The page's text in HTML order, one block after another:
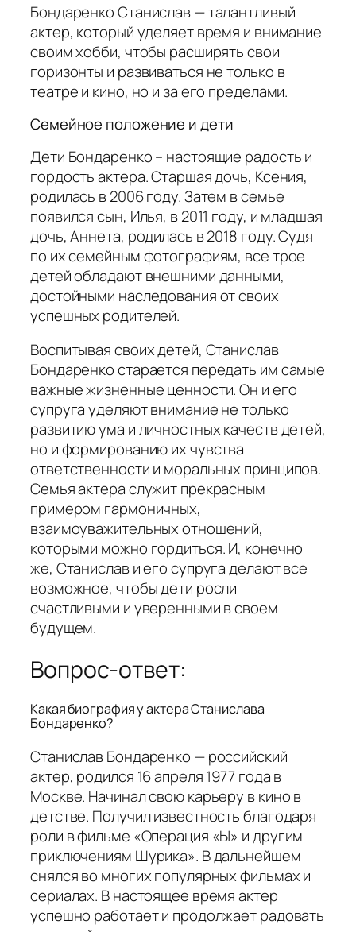
Бондаренко Станислав — талантливый
актер, который уделяет время и внимание
своим хобби, чтобы расширять свои
горизонты и развиваться не только в
театре и кино, но и за его пределами.
Семейное положение и дети
Дети Бондаренко – настоящие радость и
гордость актера. Старшая дочь, Ксения,
родилась в 2006 году. Затем в семье
появился сын, Илья, в 2011 году, и младшая
дочь, Аннета, родилась в 2018 году. Судя
по их семейным фотографиям, все трое
детей обладают внешними данными,
достойными наследования от своих
успешных родителей.
Воспитывая своих детей, Станислав
Бондаренко старается передать им самые
важные жизненные ценности. Он и его
супруга уделяют внимание не только
развитию ума и личностных качеств детей,
но и формированию их чувства
ответственности и моральных принципов.
Семья актера служит прекрасным
примером гармоничных,
взаимоуважительных отношений,
которыми можно гордиться. И, конечно
же, Станислав и его супруга делают все
возможное, чтобы дети росли
счастливыми и уверенными в своем
будущем.
Вопрос-ответ:
Какая биография у актера Станислава
Бондаренко?
Станислав Бондаренко — российский
актер, родился 16 апреля 1977 года в
Москве. Начинал свою карьеру в кино в
детстве. Получил известность благодаря
роли в фильме «Операция «Ы» и другим
приключениям Шурика». В дальнейшем
снялся во многих популярных фильмах и
сериалах. В настоящее время актер
успешно работает и продолжает радовать